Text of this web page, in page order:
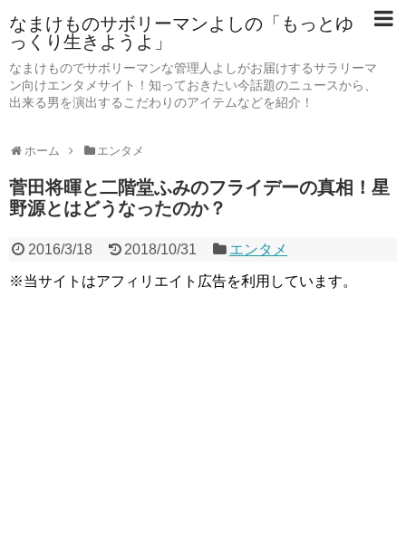
なまけものサボリーマンよしの「もっとゆ
っくり生きようよ」
なまけものでサボリーマンな管理人よしがお届けするサラリーマ
ン向けエンタメサイト！知っておきたい今話題のニュースから、
出来る男を演出するこだわりのアイテムなどを紹介！
ホーム エンタメ
菅田将暉と二階堂ふみのフライデーの真相！星
野源とはどうなったのか？
2016/3/18 2018/10/31 エンタメ
※当サイトはアフィリエイト広告を利用しています。